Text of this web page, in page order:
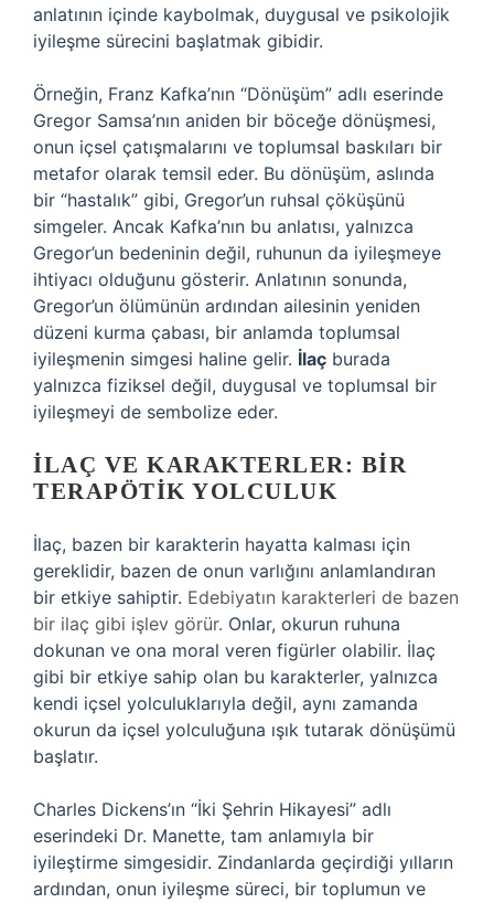
anlatının içinde kaybolmak, duygusal ve psikolojik
iyileşme sürecini başlatmak gibidir.
Örneğin, Franz Kafka’nın “Dönüşüm” adlı eserinde
Gregor Samsa’nın aniden bir böceğe dönüşmesi,
onun içsel çatışmalarını ve toplumsal baskıları bir
metafor olarak temsil eder. Bu dönüşüm, aslında
bir “hastalık” gibi, Gregor’un ruhsal çöküşünü
simgeler. Ancak Kafka’nın bu anlatısı, yalnızca
Gregor’un bedeninin değil, ruhunun da iyileşmeye
ihtiyacı olduğunu gösterir. Anlatının sonunda,
Gregor’un ölümünün ardından ailesinin yeniden
düzeni kurma çabası, bir anlamda toplumsal
iyileşmenin simgesi haline gelir. İlaç burada
yalnızca fiziksel değil, duygusal ve toplumsal bir
iyileşmeyi de sembolize eder.
İLAÇ VE KARAKTERLER: BIR
TERAPÖTIK YOLCULUK
İlaç, bazen bir karakterin hayatta kalması için
gereklidir, bazen de onun varlığını anlamlandıran
bir etkiye sahiptir. Edebiyatın karakterleri de bazen
bir ilaç gibi işlev görür. Onlar, okurun ruhuna
dokunan ve ona moral veren figürler olabilir. İlaç
gibi bir etkiye sahip olan bu karakterler, yalnızca
kendi içsel yolculuklarıyla değil, aynı zamanda
okurun da içsel yolculuğuna ışık tutarak dönüşümü
başlatır.
Charles Dickens’ın “İki Şehrin Hikayesi” adlı
eserindeki Dr. Manette, tam anlamıyla bir
iyileştirme simgesidir. Zindanlarda geçirdiği yılların
ardından, onun iyileşme süreci, bir toplumun ve